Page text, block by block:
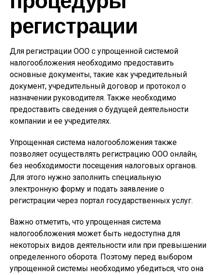
регистрации
Для регистрации ООО с упрощенной системой
налогообложения необходимо предоставить
основные документы, такие как учредительный
документ, учредительный договор и протокол о
назначении руководителя. Также необходимо
предоставить сведения о будущей деятельности
компании и ее учредителях.
Упрощенная система налогообложения также
позволяет осуществлять регистрацию ООО онлайн,
без необходимости посещения налоговых органов.
Для этого нужно заполнить специальную
электронную форму и подать заявление о
регистрации через портал государственных услуг.
Важно отметить, что упрощенная система
налогообложения может быть недоступна для
некоторых видов деятельности или при превышении
определенного оборота. Поэтому перед выбором
упрощенной системы необходимо убедиться, что она